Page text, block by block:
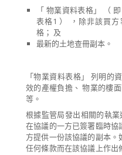
「 物業資料表格」 （
表格1 ） ，除非該買
格； 及
最新的土地查冊副本。
「物業資料表格」 列明的
效的產權負擔、 物業的樓
等。
根據監管局發出相關的執業
在協議的一方已簽署臨時協
方提供一份該協議的副本
任何條款而在該協議上作